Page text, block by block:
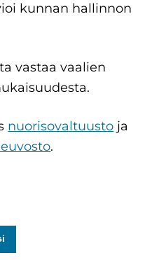
kunnan hallinnon
vastaa vaalien
nuorisovaltuusto ja
.